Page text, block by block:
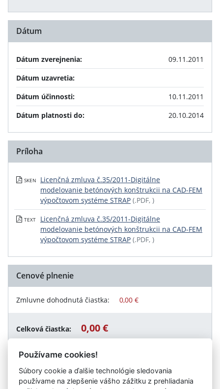
Dátum
Dátum zverejnenia:
09.11.2011
Dátum uzavretia:
Dátum účinnosti:
10.11.2011
Dátum platnosti do:
20.10.2014
Príloha
SKEN
Licenčná zmluva č.35/2011-Digitálne
modelovanie betónových konštrukcii na CAD-FEM
výpočtovom systéme STRAP (.PDF, )
TEXT
Licenčná zmluva č.35/2011-Digitálne
modelovanie betónových konštrukcii na CAD-FEM
výpočtovom systéme STRAP (.PDF, )
Cenové plnenie
Zmluvne dohodnutá čiastka: 0,00 €
Celková čiastka: 0,00 €
Návrat späť
Používame cookies!
Súbory cookie a ďalšie technológie sledovania
používame na zlepšenie vášho zážitku z prehliadania